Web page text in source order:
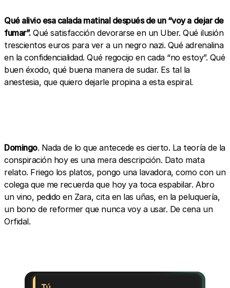
Qué alivio esa calada matinal después de un “voy a dejar de
fumar”.Qué satisfacción devorarse en un Uber. Qué ilusión
trescientos euros para ver a un negro nazi. Qué adrenalina
en la confidencialidad. Qué regocijo en cada “no estoy”. Qué
buen éxodo, qué buena manera de sudar. Es tal la
anestesia, que quiero dejarle propina a esta espiral.
Domingo. Nada de lo que antecede es cierto. La teoría de la
conspiración hoy es una mera descripción. Dato mata
relato. Friego los platos, pongo una lavadora, como con un
colega que me recuerda que hoy ya toca espabilar. Abro
un vino, pedido en Zara, cita en las uñas, en la peluquería,
un bono de reformer que nunca voy a usar. De cena un
Orfidal.